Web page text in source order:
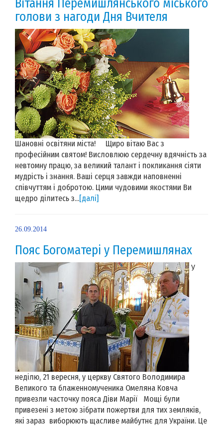
Вітання Перемишлянського міського
голови з нагоди Дня Вчителя
Шановні освітяни міста! Щиро вітаю Вас з
професійним святом! Висловлюю сердечну вдячність за
невтомну працю, за великий талант і покликання сіяти
мудрість і знання. Ваші серця завжди наповненні
співчуттям і добротою. Цими чудовими якостями Ви
щедро ділитесь з...[далі]
26.09.2014
Пояс Богоматері у Перемишлянах
У
неділю, 21 вересня, у церкву Святого Володимира
Великого та блаженномученика Омеляна Ковча
привезли часточку пояса Діви Марії Мощі були
привезені з метою зібрати пожертви для тих земляків,
які зараз виборюють щасливе майбутнє для України. Це